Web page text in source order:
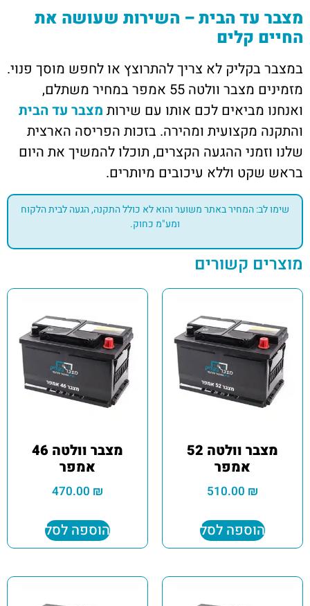
מצבר עד הבית – השירות שעושה את
החיים קלים
במצבר בקליק לא צריך להתרוצץ או לחפש מוסך פנוי.
מזמינים מצבר וולטה 55 אמפר במחיר משתלם,
ואנחנו מביאים לכם אותו עם שירות מצבר עד הבית
והתקנה מקצועית ומהירה. בזכות הפריסה הארצית
שלנו וזמני ההגעה הקצרים, תוכלו להמשיך את היום
בראש שקט וללא עיכובים מיותרים.
שימו לב: המחיר באתר משוער והוא לא כולל התקנה, הגעה לבית הלקוח
ומע"מ כחוק.
מוצרים קשורים
מצבר וולטה 52
אמפר
510.00 ₪
הוספה לסל
מצבר וולטה 46
אמפר
470.00 ₪
הוספה לסל